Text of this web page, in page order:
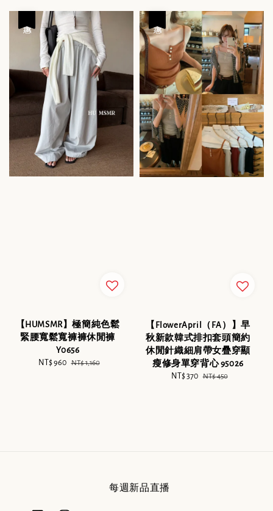
【HUMSMR】極簡純色鬆
緊腰寬鬆寬褲褲休閒褲
Y0656
Sale
NT$ 960 Regular
NT$ 1,160
【FlowerApril（FA）】早
秋新款韓式排扣套頭簡約
休閒針織細肩帶女疊穿顯
瘦修身單穿背心 95026
Sale
NT$ 370 Regular
NT$ 450
每週新品直播